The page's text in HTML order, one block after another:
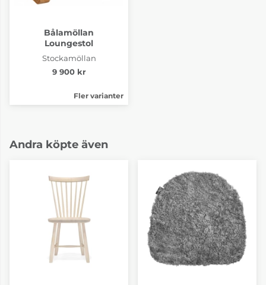
Bålamöllan
Loungestol
Stockamöllan
9 900 kr
Fler varianter
Andra köpte även